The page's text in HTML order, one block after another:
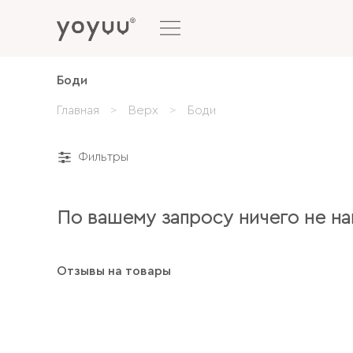
Боди
Главная Верх Боди
Фильтры
По вашему запросу ничего не
Отзывы на товары